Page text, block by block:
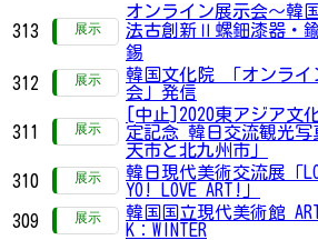
313
オンライン展示会〜韓
法古創新Ⅱ螺鈿漆器・
錫
312
韓国文化院 「オンライ
会」発信
311
[中止]2020東アジア文
定記念 韓日交流観光写
天市と北九州市」
310
韓日現代美術交流展「
YO! LOVE ART!」
309
韓国国立現代美術館
K：WINTER